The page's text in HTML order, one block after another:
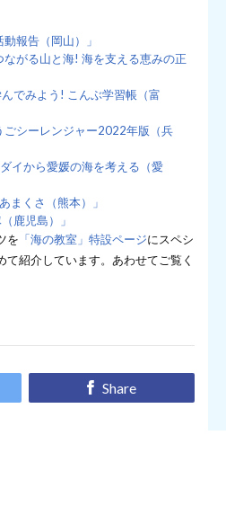
報告（岡山）」
ながる山と海! 海を支える恵みの正
んでみよう! こんぶ学習帳（富
ごシーレンジャー2022年版（兵
イから愛媛の海を考える（愛
まくさ（熊本）」
鹿児島）」
を 「海の教室」特設ページにスペシ
て紹介しています。あわせてご覧く
Share